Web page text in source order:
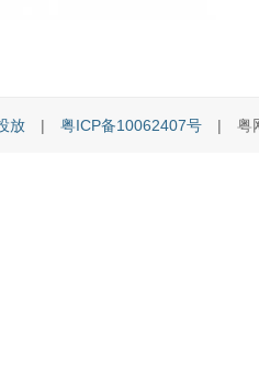
放| 粤ICP备10062407号| 粤网